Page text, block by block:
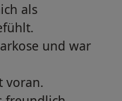
als
und war
voran.